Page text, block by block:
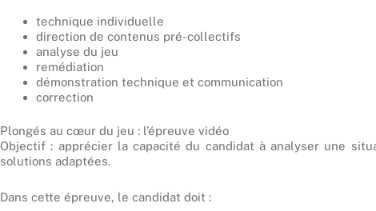
technique individuelle
direction de contenus pré-collectifs
analyse du jeu
remédiation
démonstration technique et communication
correction
Plongés au cœur du jeu : l’épreuve vidéo
Objectif : apprécier la capacité du candidat à analyser une
solutions adaptées.
Dans cette épreuve, le candidat doit :